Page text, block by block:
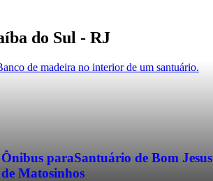
do Sul - RJ
Ônibus paraSantuário de Bom Jesus
de Matosinhos